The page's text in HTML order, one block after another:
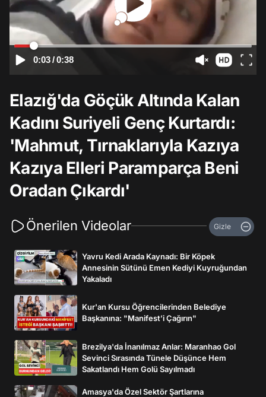
0:03/0:38
Elazığ'da Göçük Altında Kalan
Kadını Suriyeli Genç Kurtardı:
'Mahmut, Tırnaklarıyla Kazıya
Kazıya Elleri Paramparça Beni
Oradan Çıkardı'
Önerilen Videolar Gizle
Yavru Kedi Arada Kaynadı: Bir Köpek
Annesinin Sütünü Emen Kediyi Kuyruğundan
Yakaladı
Kur'an Kursu Öğrencilerinden Belediye
Başkanına: "Manifest’i Çağırın"
Brezilya'da İnanılmaz Anlar: Maranhao Gol
Sevinci Sırasında Tünele Düşünce Hem
Sakatlandı Hem Golü Sayılmadı
Amasya'da Özel Sektör Şartlarına